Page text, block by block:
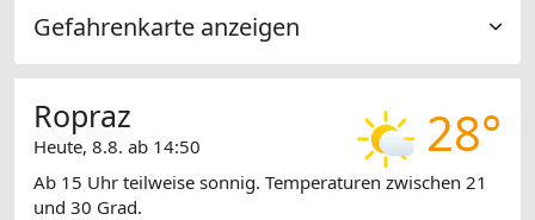
Gefahrenkarte anzeigen
28°
Ropraz
Heute, 8.8. ab 14:50
Ab 15 Uhr teilweise sonnig. Temperaturen zwischen 21
und 30 Grad.